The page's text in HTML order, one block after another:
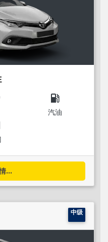
local_gas_station
汽油
...
中级